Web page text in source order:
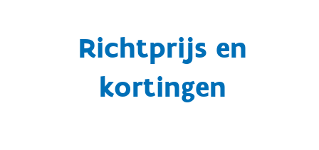
Richtprijs en
kortingen